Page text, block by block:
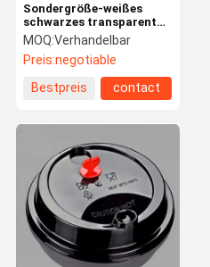
Sondergröße-weißes
schwarzes transparentes
der pp.-Einspritzungs-
Plastikschalen-Deckel-
Deckel-80mm 90mm
MOQ:Verhandelbar
Preis:negotiable
Bestpreis
contact